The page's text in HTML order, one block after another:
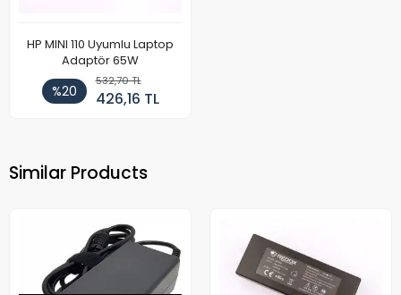
HP MINI 110 Uyumlu Laptop
Adaptör 65W
%20
532,70 TL
426,16 TL
Similar Products